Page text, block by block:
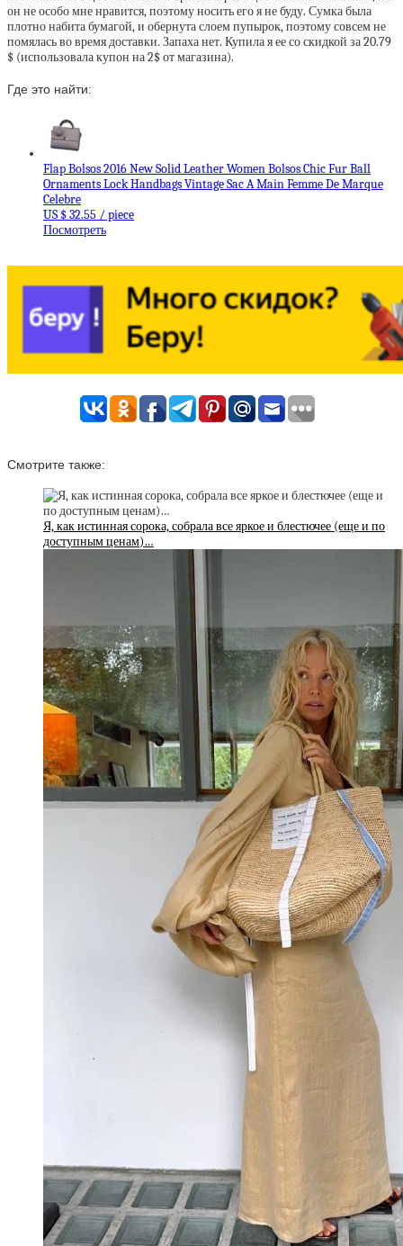
он не особо мне нравится, поэтому носить его я не буду. Сумка была
плотно набита бумагой, и обернута слоем пупырок, поэтому совсем не
помялась во время доставки. Запаха нет. Купила я ее со скидкой за 20.79
$ (использовала купон на 2$ от магазина).
Где это найти:
Flap Bolsos 2016 New Solid Leather Women Bolsos Chic Fur Ball
Ornaments Lock Handbags Vintage Sac A Main Femme De Marque
Celebre
US $ 32.55 / piece
Посмотреть
Смотрите также:
Я, как истинная сорока, собрала все яркое и блестючее (еще и по
доступным ценам)…